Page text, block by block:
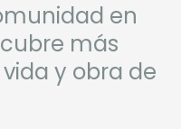
en
más
y obra de